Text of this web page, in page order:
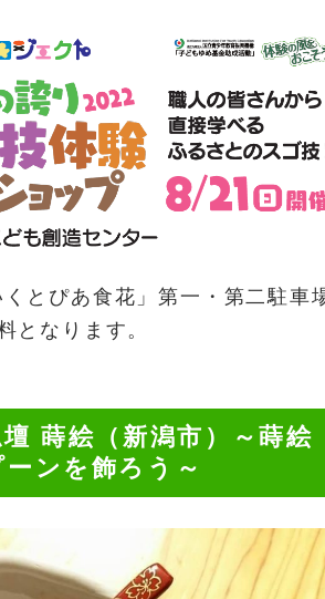
くとぴあ食花」第一・第二駐車
となります。
蒔絵（新潟市）～蒔絵
ンを飾ろう～